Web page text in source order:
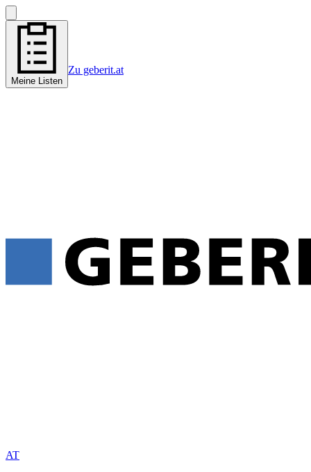
Meine Listen
Zu geberit.at
AT